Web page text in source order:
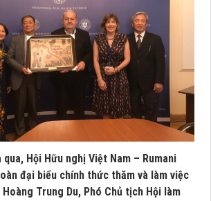
Hội Hữu nghị Việt Nam – Rumani
đại biểu chính thức thăm và làm việc
Trung Du, Phó Chủ tịch Hội làm